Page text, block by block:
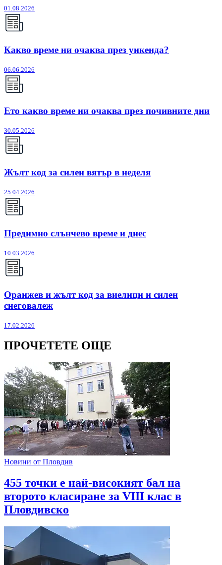
01.08.2026
Какво време ни очаква през уикенда?
06.06.2026
Ето какво време ни очаква през почивните дни
30.05.2026
Жълт код за силен вятър в неделя
25.04.2026
Предимно слънчево време и днес
10.03.2026
Оранжев и жълт код за виелици и силен
снеговалеж
17.02.2026
ПРОЧЕТЕТЕ ОЩЕ
Новини от Пловдив
455 точки е най-високият бал на
второто класиране за VIII клас в
Пловдивско